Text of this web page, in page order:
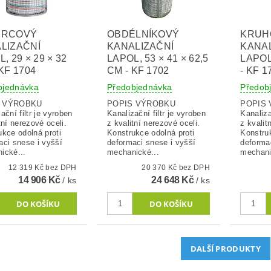
29 × 29 × 32
1704
filtr je vyroben
nerezové oceli.
odolná proti
snese i vyšší
12 319 Kč bez DPH
14 906 Kč/ ks
OBDÉLNÍKOVÝ
KANALIZAČNÍ
LAPOL, 53 × 41 × 62,5
CM - KF 1702
Předobjednávka
POPIS VÝROBKU
Kanalizační filtr je vyroben
z kvalitní nerezové oceli.
Konstrukce odolná proti
deformaci snese i vyšší
mechanické...
20 370 Kč bez DPH
24 648 Kč/ ks
- KF
POPIS
z
DALŠÍ PRODUKTY